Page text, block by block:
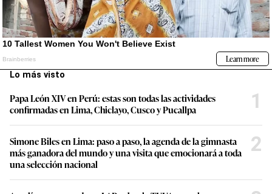
Lo más visto
Papa León XIV en Perú: estas son todas las actividades
confirmadas en Lima, Chiclayo, Cusco y Pucallpa
1
Simone Biles en Lima: paso a paso, la agenda de la gimnasta
más ganadora del mundo y una visita que emocionará a toda
una selección nacional
2